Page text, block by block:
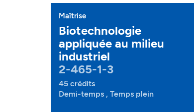
Maîtrise
Biotechnologie
appliquée au milieu
industriel
2-465-1-3
45 crédits
Demi-temps , Temps plein